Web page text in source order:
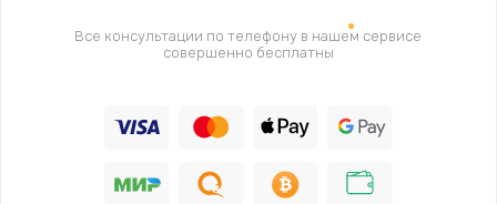
2600 руб.
Чистка от пыли
990 руб.
Все консультации по телефону в нашем сервисе
совершенно бесплатны